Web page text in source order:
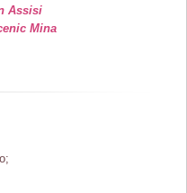
Assisi
Mina